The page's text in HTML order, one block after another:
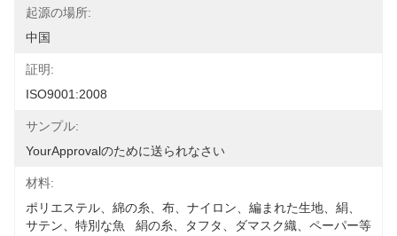
起源の場所:
中国
証明:
ISO9001:2008
サンプル:
YourApprovalのために送られなさい
材料:
ポリエステル、綿の糸、布、ナイロン、編まれた生地、絹、
サテン、特別な魚   絹の糸、タフタ、ダマスク織、ペーパー等